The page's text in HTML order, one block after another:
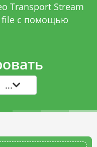
Transport Stream
file с помощью
...